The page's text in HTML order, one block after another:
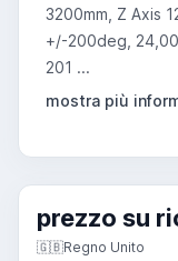
3200mm, Z Axis
+/-200deg,
201 ...
prezzo su
🇬🇧Regno Unito